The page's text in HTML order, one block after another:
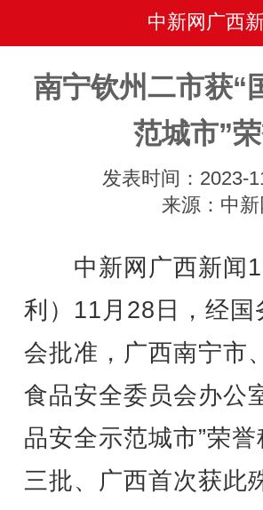
中新网广西
南宁钦州二市获“
范城市”
发表时间：2023-
来源：中
中新网广西新闻
利） 11月28日，经
会批准，广西南宁市
食品安全委员会办公
品安全示范城市”荣
三批、广西首次获此